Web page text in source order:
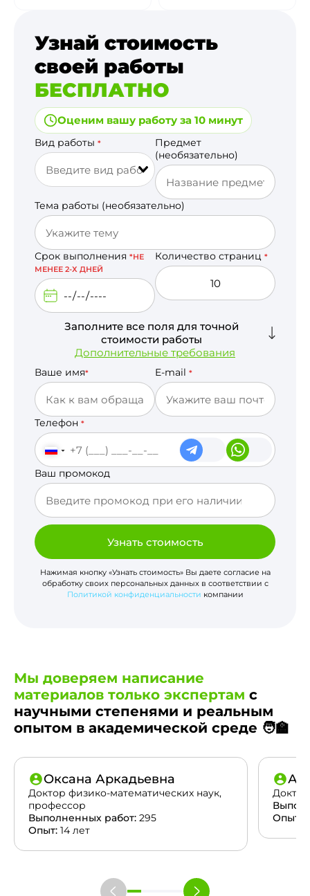
Узнай стоимость
своей работы
БЕСПЛАТНО
Оценим вашу работу за 10 минут
Вид работы *
Предмет
(необязательно)
Тема работы (необязательно)
Срок выполнения *НЕ
МЕНЕЕ 2-Х ДНЕЙ
Количество страниц *
Заполните все поля для точной
стоимости работы
Дополнительные требования
Ваше имя* E-mail *
Телефон *
Ваш промокод
Узнать стоимость
Нажимая кнопку «Узнать стоимость» Вы даете согласие на
обработку своих персональных данных в соответствии с
Политикой конфиденциальности компании
Мы доверяем написание
материалов только экспертам с
научными степенями и реальным
опытом в академической среде 🧑‍🏫
Оксана Аркадьевна
Доктор физико-математических наук,
профессор
Выполненных работ: 295
Опыт: 14 лет
Опыт: